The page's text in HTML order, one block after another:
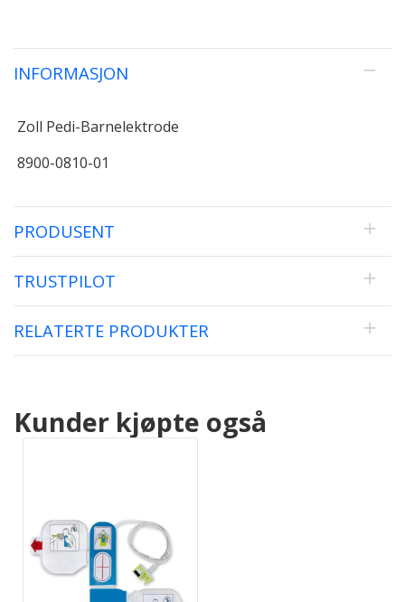
INFORMASJON
Zoll Pedi-Barnelektrode
8900-0810-01
PRODUSENT
TRUSTPILOT
RELATERTE PRODUKTER
Kunder kjøpte også